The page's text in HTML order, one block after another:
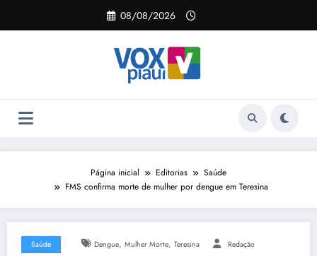
o
08/08/2026
Página inicial Editorias
Saúde
FMS confirma morte de mulher por dengue em Teresina
Saúde Dengue, Mulher Morte, Teresina Redação